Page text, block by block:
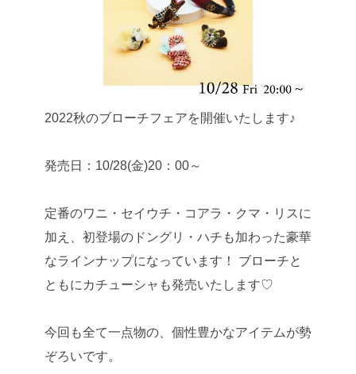
2022秋のブローチフェアを開催いたします♪
発売日：10/28(金)20：00～
定番のワニ・セイウチ・コアラ・クマ・リスに
加え、初登場のドングリ・ハチも加わった豪華
なラインナップになっています！
ブローチと
ともにカチューシャも発売いたします♡
今回も全て一点物の、個性豊かなアイテムが勢
ぞろいです。